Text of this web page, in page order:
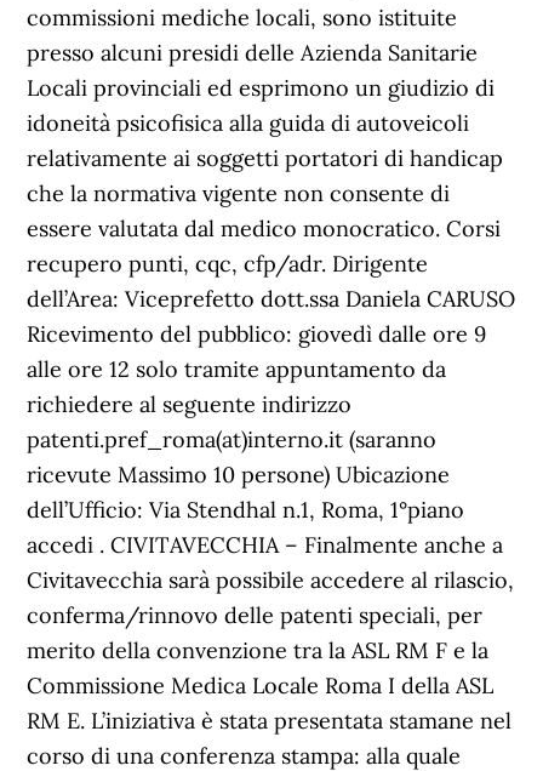
commissioni mediche locali, sono istituite
presso alcuni presidi delle Azienda Sanitarie
Locali provinciali ed esprimono un giudizio di
idoneità psicofisica alla guida di autoveicoli
relativamente ai soggetti portatori di handicap
che la normativa vigente non consente di
essere valutata dal medico monocratico. Corsi
recupero punti, cqc, cfp/adr. Dirigente
dell’Area: Viceprefetto dott.ssa Daniela CARUSO
Ricevimento del pubblico: giovedì dalle ore 9
alle ore 12 solo tramite appuntamento da
richiedere al seguente indirizzo
patenti.pref_roma(at)interno.it (saranno
ricevute Massimo 10 persone) Ubicazione
dell’Ufficio: Via Stendhal n.1, Roma, 1°piano
accedi . CIVITAVECCHIA – Finalmente anche a
Civitavecchia sarà possibile accedere al rilascio,
conferma/rinnovo delle patenti speciali, per
merito della convenzione tra la ASL RM F e la
Commissione Medica Locale Roma I della ASL
RM E. L’iniziativa è stata presentata stamane nel
corso di una conferenza stampa: alla quale